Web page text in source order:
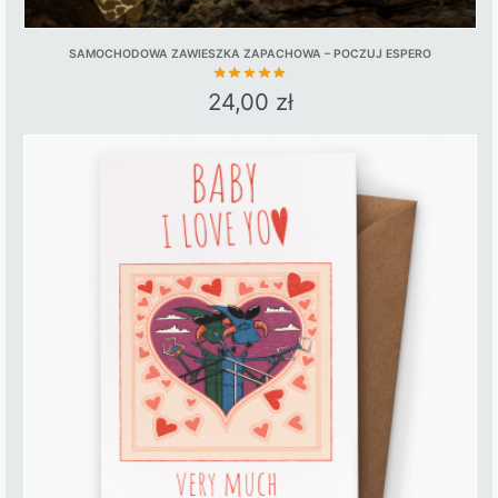
SAMOCHODOWA ZAWIESZKA ZAPACHOWA – POCZUJ ESPERO
24,00 zł